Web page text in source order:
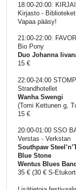
18:00-20:00:
Kirjasto - Biblioteket
Vapaa pääsy!
21:00-22:00:
Bio Pony
Duo Johanna
15 €
22:00-24:00
Strandhotellet
Wanha Swengi
(Tomi Kettunen g,
15 €
20:00-01:00 SSO
Verstas - Verkstan
Southpaw
Blue Stone
Wentus Blues Band
35 € (30 € S-